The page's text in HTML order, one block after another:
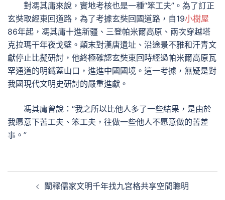
對馮其庸來說，實地考核也是一種“笨工夫”。為了訂正
玄奘取經東回道路，為了考據玄奘回國道路，自19小樹屋
86年起，馮其庸十進新疆、三登帕米爾高原、兩次穿越塔
克拉瑪干年夜戈壁。顛末對漢唐遺址、沿途景不雅和汗青文
獻停止比擬研討，他終極確認玄奘東回時經過帕米爾高原瓦
罕通道的明鐵蓋山口，進進中國國境。這一考據，無疑是對
我國現代文明史研討的嚴重進獻。
馮其庸曾說：“我之所以比他人多了一些結果，是由於
我愿意下苦工夫、笨工夫，往做一些他人不愿意做的苦差
事。”
闡釋儒家文明千年找九宮格共享空間聰明